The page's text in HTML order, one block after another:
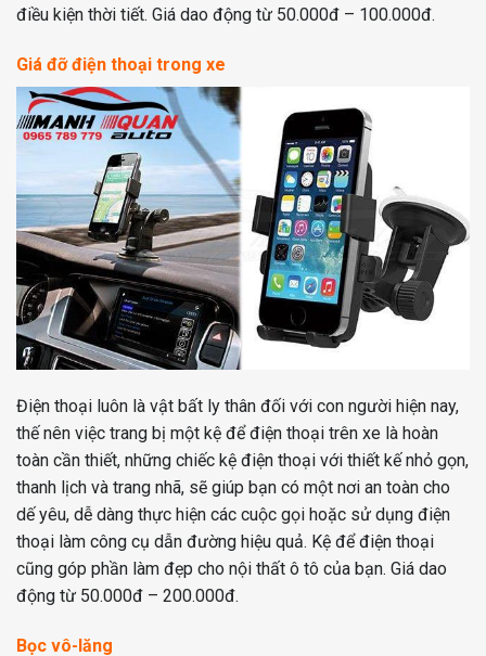
điều kiện thời tiết. Giá dao động từ 50.000đ – 100.000đ.
Giá đỡ điện thoại trong xe
Điện thoại luôn là vật bất ly thân đối với con người hiện nay,
thế nên việc trang bị một kệ để điện thoại trên xe là hoàn
toàn cần thiết, những chiếc kệ điện thoại với thiết kế nhỏ gọn,
thanh lịch và trang nhã, sẽ giúp bạn có một nơi an toàn cho
dế yêu, dễ dàng thực hiện các cuộc gọi hoặc sử dụng điện
thoại làm công cụ dẫn đường hiệu quả. Kệ để điện thoại
cũng góp phần làm đẹp cho nội thất ô tô của bạn. Giá dao
động từ 50.000đ – 200.000đ.
Bọc vô-lăng